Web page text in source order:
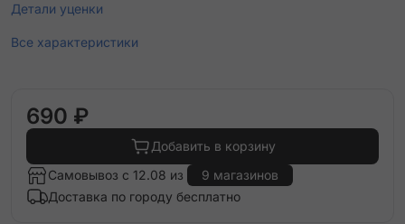
Детали уценки
Все характеристики
690 ₽
Добавить в корзину
Самовывоз с 12.08 из
9 магазинов
Доставка по городу бесплатно